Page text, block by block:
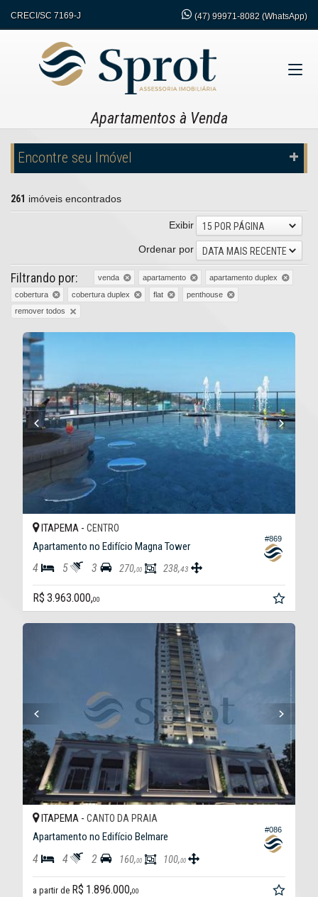
CRECI/SC 7169-J (47) 99971-8082 (WhatsApp)
Apartamentos à Venda
Encontre seu Imóvel
261 imóveis encontrados
Exibir
15 POR PÁGINA
Ordenar por
DATA MAIS RECENTE
Filtrando por: venda apartamento
apartamento duplex
cobertura
cobertura duplex flat
penthouse
remover todos
#869
ITAPEMA - CENTRO
Apartamento no Edifício Magna Tower
4 5 3 270,00 238,43
R$ 3.963.000,00
#086
ITAPEMA - CANTO DA PRAIA
Apartamento no Edifício Belmare
4 4 2 160,00 100,00
a partir de R$ 1.896.000,00